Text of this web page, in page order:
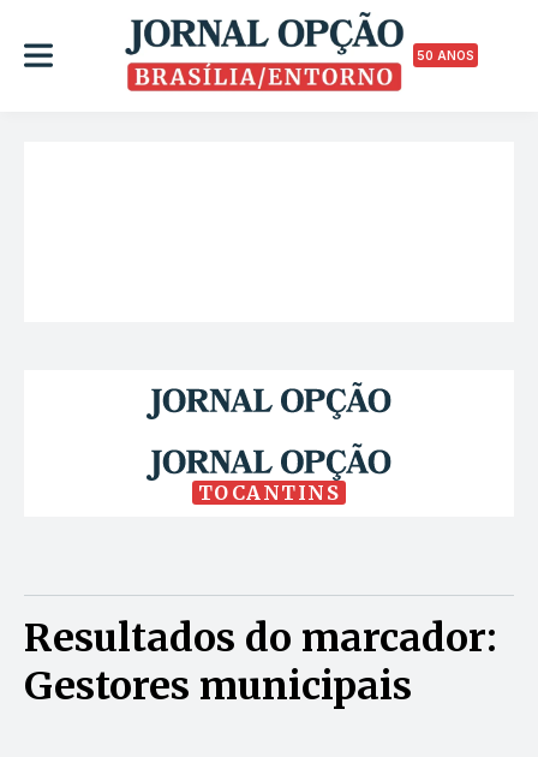
50 ANOS
TOCANTINS
Resultados do marcador:
Gestores municipais